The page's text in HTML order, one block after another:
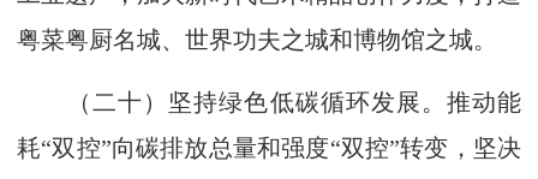
粤菜粤厨名城、世界功夫之城和博物馆之城。
（二十）坚持绿色低碳循环发展。推动能
耗“双控”向碳排放总量和强度“双控”转变，坚决